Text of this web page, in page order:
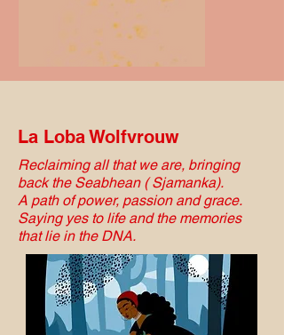
La Loba Wolfvrouw
Reclaiming all that we are, bringing
back the Seabhean ( Sjamanka).
A path of power, passion and grace.
Saying yes to life and the memories
that lie in the DNA.